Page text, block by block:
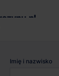
Imię i nazwisko